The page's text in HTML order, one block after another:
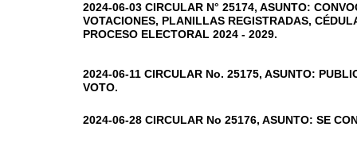
2024-06-03 CIRCULAR N° 25174, ASUNTO:
VOTACIONES, PLANILLAS REGISTRADAS,
PROCESO ELECTORAL 2024 - 2029.
2024-06-11 CIRCULAR No. 25175, ASUNTO:
VOTO.
2024-06-28 CIRCULAR No 25176, ASUNTO: SE